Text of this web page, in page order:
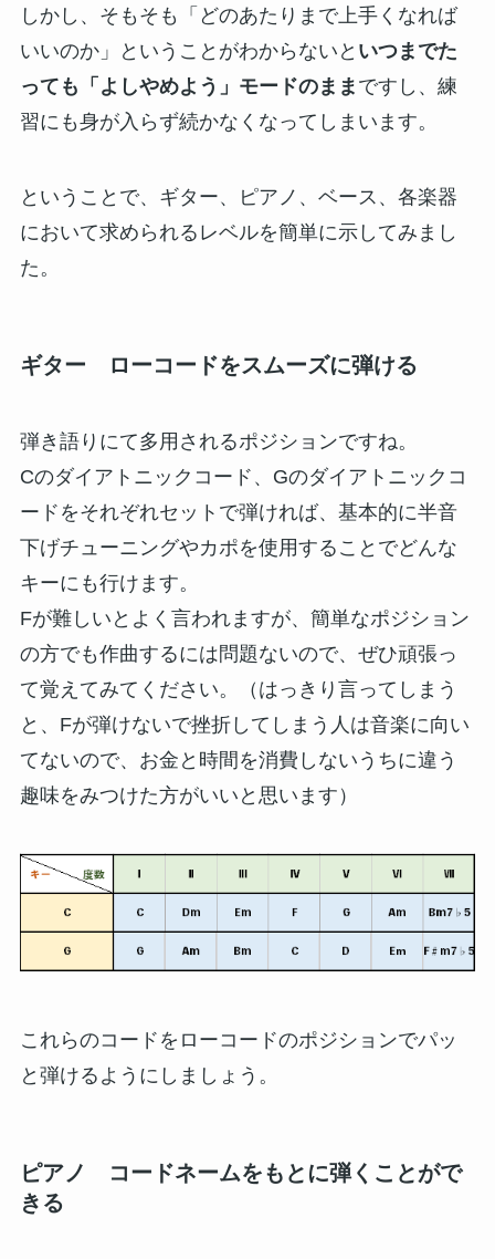
しかし、そもそも「どのあたりまで上手くなれば
いいのか」ということがわからないと いつまでた
っても「よしやめよう」モードのまま ですし、練
習にも身が入らず続かなくなってしまいます。
ということで、ギター、ピアノ、ベース、各楽器
において求められるレベルを簡単に示してみまし
た。
ギター ローコードをスムーズに弾ける
弾き語りにて多用されるポジションですね。
Cのダイアトニックコード、Gのダイアトニックコ
ードをそれぞれセットで弾ければ、基本的に半音
下げチューニングやカポを使用することでどんな
キーにも行けます。
Fが難しいとよく言われますが、簡単なポジション
の方でも作曲するには問題ないので、ぜひ頑張っ
て覚えてみてください。（はっきり言ってしまう
と、Fが弾けないで挫折してしまう人は音楽に向い
てないので、お金と時間を消費しないうちに違う
趣味をみつけた方がいいと思います）
これらのコードをローコードのポジションでパッ
と弾けるようにしましょう。
ピアノ コードネームをもとに弾くことがで
きる